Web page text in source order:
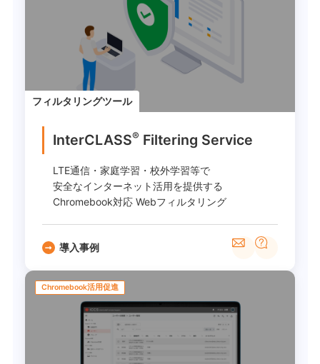
フィルタリングツール
InterCLASS® ︎ Filtering Service
LTE通信・家庭学習・校外学習等で
安全なインターネット活用を提供する
Chromebook対応 Webフィルタリング
導入事例
Chromebook活用促進